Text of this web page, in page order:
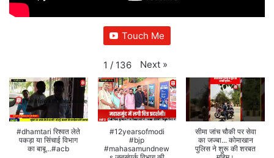
Touch Me
1 / 136 Next »
#dhamtari रिश्वत लेते
पकड़ा या सिंचाई विभाग
का बाबू...#acb
#12yearsofmodi
#bjp
#mahasamundnew
सीमा जांच चौकी पर सेवा
का जज्बा... कोमाखान
पुलिस ने शुरू की शरबत